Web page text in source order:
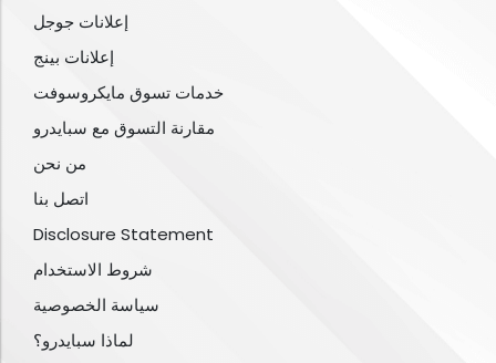
إعلانات جوجل
إعلانات بينج
خدمات تسوق مايكروسوفت
مقارنة التسوق مع سبايدرو
من نحن
اتصل بنا
Disclosure Statement
شروط الاستخدام
سياسة الخصوصية
لماذا سبايدرو؟